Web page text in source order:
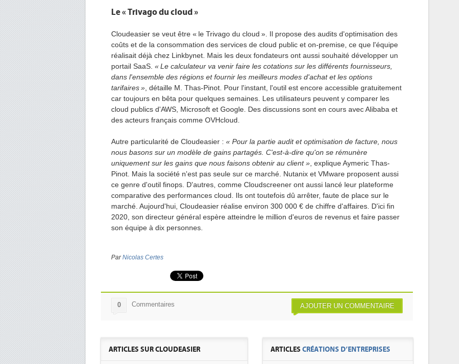
Le «Trivago du cloud »
Cloudeasier se veut être « le Trivago du cloud ». Il propose des audits d'optimisation des
coûts et de la consommation des services de cloud public et on-premise, ce que l'équipe
réalisait déjà chez Linkbynet. Mais les deux fondateurs ont aussi souhaité développer un
portail SaaS. «Le calculateur va venir faire les cotations sur les différents fournisseurs,
dans l'ensemble des régions et fournir les meilleurs modes d'achat et les options
tarifaires » , détaille M. Thas-Pinot. Pour l'instant, l'outil est encore accessible gratuitement
car toujours en bêta pour quelques semaines. Les utilisateurs peuvent y comparer les
cloud publics d'AWS, Microsoft et Google. Des discussions sont en cours avec Alibaba et
des acteurs français comme OVHcloud.
Autre particularité de Cloudeasier : « Pour la partie audit et optimisation de facture, nous
nous basons sur un modèle de gains partagés. C'est-à-dire qu'on se rémunère
uniquement sur les gains que nous faisons obtenir au client » , explique Aymeric Thas-
Pinot. Mais la société n'est pas seule sur ce marché. Nutanix et VMware proposent aussi
ce genre d'outil finops. D'autres, comme Cloudscreener ont aussi lancé leur plateforme
comparative des performances cloud. Ils ont toutefois dû arrêter, faute de place sur le
marché. Aujourd'hui, Cloudeasier réalise environ 300 000 € de chiffre d'affaires. D'ici fin
2020, son directeur général espère atteindre le million d'euros de revenus et faire passer
son équipe à dix personnes.
ParNicolas Certes
AJOUTER UN COMMENTAIRE
0 Commentaires
ARTICLES SUR CLOUDEASIER ARTICLESCRÉATIONS D’ENTREPRISES